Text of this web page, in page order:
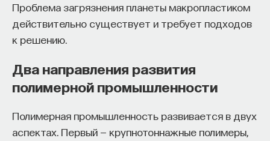
Проблема загрязнения планеты макропластиком
действительно существует и требует подходов
к решению.
Два направления развития
полимерной промышленности
Полимерная промышленность развивается в двух
аспектах. Первый — крупнотоннажные полимеры,
синцития. Получившиеся многоядерные клетки,
по всей видимости, оказываются более прочным
барьером от агрессивных веществ. Удивительно,
но эти белки, называемые синцитинами, были
обнаружены и у других млекопитающих:
копытных, зайцеобразных, грызунов и хищных —
с той лишь разницей, что у них синцитины
произошли от других групп ретровирусов.